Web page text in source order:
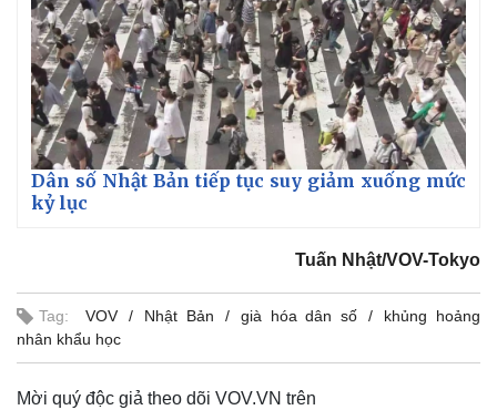
Dân số Nhật Bản tiếp tục suy giảm xuống mức
kỷ lục
Tuấn Nhật/VOV-Tokyo
Tag: VOV Nhật Bản già hóa dân số
khủng hoảng
nhân khẩu học
Mời quý độc giả theo dõi VOV.VN trên